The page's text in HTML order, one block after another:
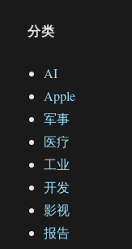
分类
AI
Apple
军事
医疗
工业
开发
影视
报告